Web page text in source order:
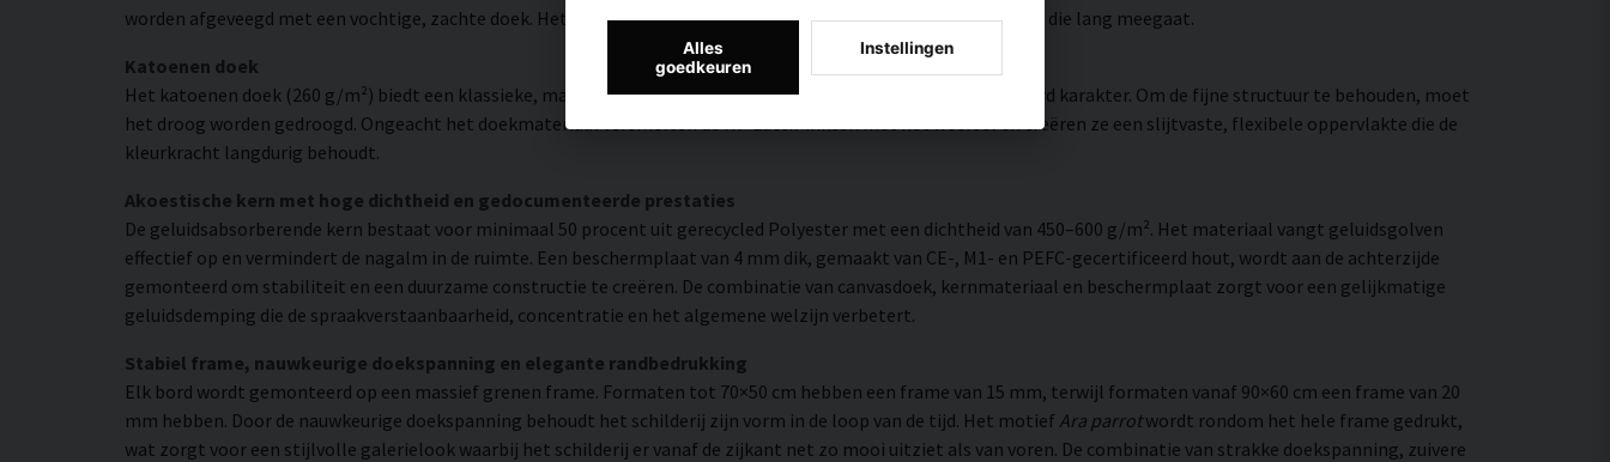
worden afgeveegd met een vochtige, zachte doek. Het resultaat is een moderne, heldere en kleurrijke uitstraling die lang meegaat.
Katoenen doek
Het katoenen doek (260 g/m²) biedt een klassieke, matte textuur met natuurlijke warmte en een handgeschilderd karakter. Om de fijne structuur te behouden, moet
het droog worden gedroogd. Ongeacht het doekmateriaal versmelten de HP Latex-inkten met het weefsel en creëren ze een slijtvaste, flexibele oppervlakte die de
kleurkracht langdurig behoudt.
Akoestische kern met hoge dichtheid en gedocumenteerde prestaties
De geluidsabsorberende kern bestaat voor minimaal 50 procent uit gerecycled Polyester met een dichtheid van 450–600 g/m². Het materiaal vangt geluidsgolven
effectief op en vermindert de nagalm in de ruimte. Een beschermplaat van 4 mm dik, gemaakt van CE-, M1- en PEFC-gecertificeerd hout, wordt aan de achterzijde
gemonteerd om stabiliteit en een duurzame constructie te creëren. De combinatie van canvasdoek, kernmateriaal en beschermplaat zorgt voor een gelijkmatige
geluidsdemping die de spraakverstaanbaarheid, concentratie en het algemene welzijn verbetert.
Stabiel frame, nauwkeurige doekspanning en elegante randbedrukking
Elk bord wordt gemonteerd op een massief grenen frame. Formaten tot 70×50 cm hebben een frame van 15 mm, terwijl formaten vanaf 90×60 cm een frame van 20
mm hebben. Door de nauwkeurige doekspanning behoudt het schilderij zijn vorm in de loop van de tijd. Het motief Ara parrotwordt rondom het hele frame gedrukt,
wat zorgt voor een stijlvolle galerielook waarbij het schilderij er vanaf de zijkant net zo mooi uitziet als van voren. De combinatie van strakke doekspanning, zuivere
Alles
goedkeuren
Instellingen